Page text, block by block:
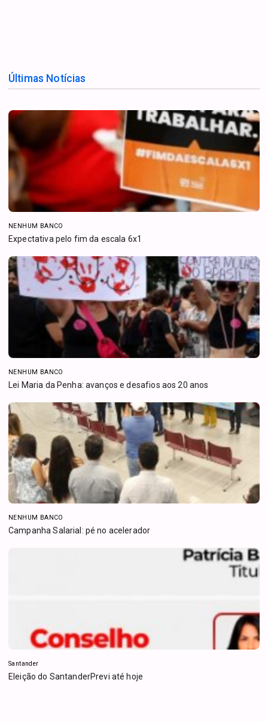
Últimas Notícias
NENHUM BANCO
Expectativa pelo fim da escala 6x1
NENHUM BANCO
Lei Maria da Penha: avanços e desafios aos 20 anos
NENHUM BANCO
Campanha Salarial: pé no acelerador
Santander
Eleição do SantanderPrevi até hoje